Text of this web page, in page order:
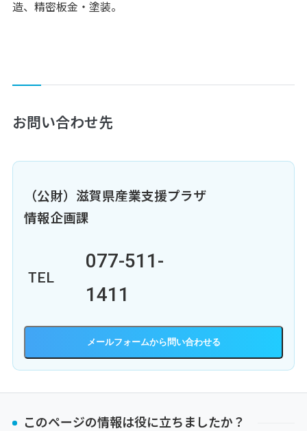
造、精密板金・塗装。
お問い合わせ先
（公財）滋賀県産業支援プラザ
情報企画課
TEL
077-511-
1411
メールフォーム
このページの情報は役に立ちましたか？